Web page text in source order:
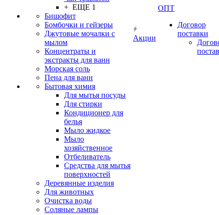
+ ЕЩЕ 1
Бишофит
Бомбочки и гейзеры
Джутовые мочалки с
мылом
Концентраты и
экстракты для ванн
Морская соль
Пена для ванн
Бытовая химия
Для мытья посуды
Для стирки
Кондиционер для
белья
Мыло жидкое
Мыло
хозяйственное
Отбеливатель
Средства для мытья
поверхностей
Деревянные изделия
Для животных
Очистка воды
Соляные лампы
Акции
ОПТ
Договор
поставки